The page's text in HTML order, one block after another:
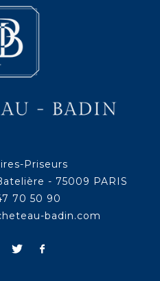
Priseurs
- 75009 PARIS
70 50 90
badin.com